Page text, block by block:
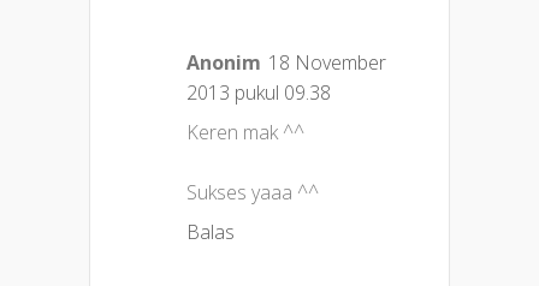
Anonim 18 November
2013 pukul 09.38
Keren mak ^^
Sukses yaaa ^^
Balas